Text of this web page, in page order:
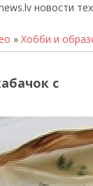
новости
» Хобби и
с